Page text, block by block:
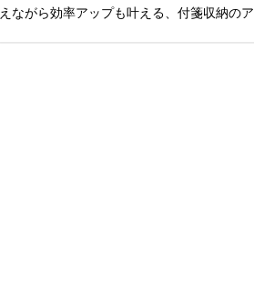
えながら効率アップも叶える、付箋収納の